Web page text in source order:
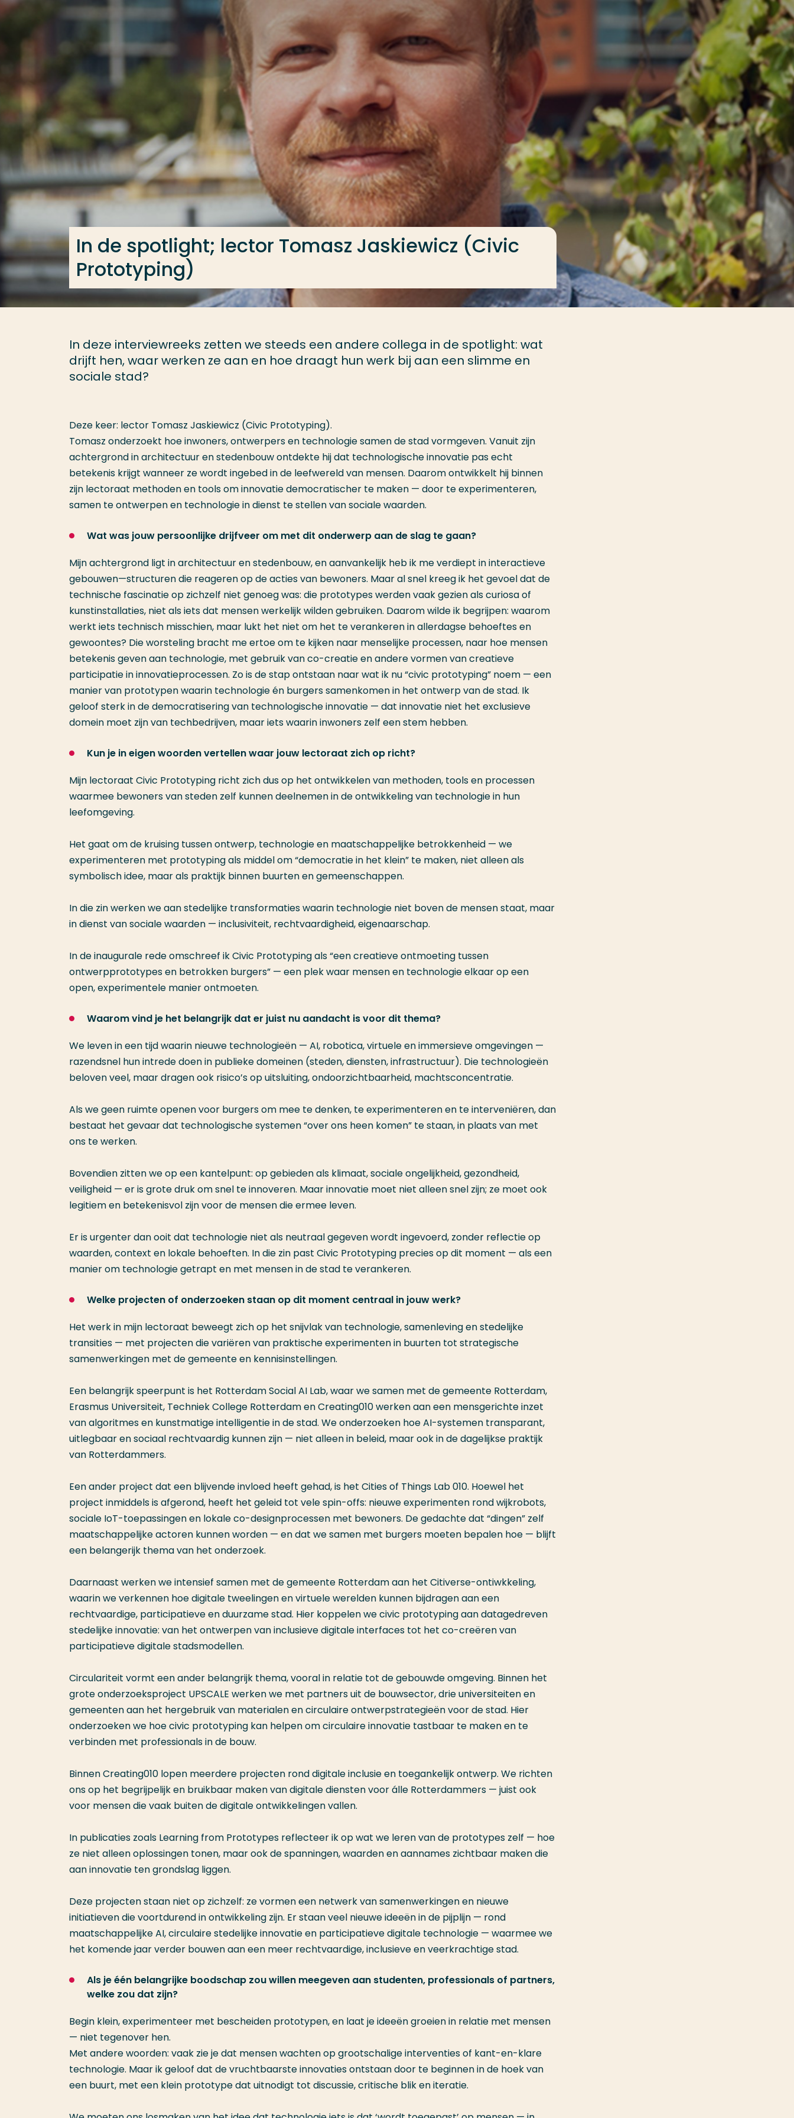
Ga direct naar de content
In de spotlight; lector Tomasz Jaskiewicz (Civic
Prototyping)
In deze interviewreeks zetten we steeds een andere collega in de spotlight: wat
drijft hen, waar werken ze aan en hoe draagt hun werk bij aan een slimme en
sociale stad?
Deze keer: lector Tomasz Jaskiewicz (Civic Prototyping).
Tomasz onderzoekt hoe inwoners, ontwerpers en technologie samen de stad vormgeven. Vanuit zijn
achtergrond in architectuur en stedenbouw ontdekte hij dat technologische innovatie pas echt
betekenis krijgt wanneer ze wordt ingebed in de leefwereld van mensen. Daarom ontwikkelt hij binnen
zijn lectoraat methoden en tools om innovatie democratischer te maken — door te experimenteren,
samen te ontwerpen en technologie in dienst te stellen van sociale waarden.
Wat was jouw persoonlijke drijfveer om met dit onderwerp aan de slag te gaan?
Mijn achtergrond ligt in architectuur en stedenbouw, en aanvankelijk heb ik me verdiept in interactieve
gebouwen—structuren die reageren op de acties van bewoners. Maar al snel kreeg ik het gevoel dat de
technische fascinatie op zichzelf niet genoeg was: die prototypes werden vaak gezien als curiosa of
kunstinstallaties, niet als iets dat mensen werkelijk wilden gebruiken. Daarom wilde ik begrijpen: waarom
werkt iets technisch misschien, maar lukt het niet om het te verankeren in allerdagse behoeftes en
gewoontes? Die worsteling bracht me ertoe om te kijken naar menselijke processen, naar hoe mensen
betekenis geven aan technologie, met gebruik van co-creatie en andere vormen van creatieve
participatie in innovatieprocessen. Zo is de stap ontstaan naar wat ik nu “civic prototyping” noem — een
manier van prototypen waarin technologie én burgers samenkomen in het ontwerp van de stad. Ik
geloof sterk in de democratisering van technologische innovatie — dat innovatie niet het exclusieve
domein moet zijn van techbedrijven, maar iets waarin inwoners zelf een stem hebben.
Kun je in eigen woorden vertellen waar jouw lectoraat zich op richt?
Mijn lectoraat Civic Prototyping richt zich dus op het ontwikkelen van methoden, tools en processen
waarmee bewoners van steden zelf kunnen deelnemen in de ontwikkeling van technologie in hun
leefomgeving.
Het gaat om de kruising tussen ontwerp, technologie en maatschappelijke betrokkenheid — we
experimenteren met prototyping als middel om “democratie in het klein” te maken, niet alleen als
symbolisch idee, maar als praktijk binnen buurten en gemeenschappen.
In die zin werken we aan stedelijke transformaties waarin technologie niet boven de mensen staat, maar
in dienst van sociale waarden — inclusiviteit, rechtvaardigheid, eigenaarschap.
In de inaugurale rede omschreef ik Civic Prototyping als “een creatieve ontmoeting tussen
ontwerpprototypes en betrokken burgers” — een plek waar mensen en technologie elkaar op een
open, experimentele manier ontmoeten.
Waarom vind je het belangrijk dat er juist nu aandacht is voor dit thema?
We leven in een tijd waarin nieuwe technologieën — AI, robotica, virtuele en immersieve omgevingen —
razendsnel hun intrede doen in publieke domeinen (steden, diensten, infrastructuur). Die technologieën
beloven veel, maar dragen ook risico’s op uitsluiting, ondoorzichtbaarheid, machtsconcentratie.
Als we geen ruimte openen voor burgers om mee te denken, te experimenteren en te interveniëren, dan
bestaat het gevaar dat technologische systemen “over ons heen komen” te staan, in plaats van met
ons te werken.
Bovendien zitten we op een kantelpunt: op gebieden als klimaat, sociale ongelijkheid, gezondheid,
veiligheid — er is grote druk om snel te innoveren. Maar innovatie moet niet alleen snel zijn; ze moet ook
legitiem en betekenisvol zijn voor de mensen die ermee leven.
Er is urgenter dan ooit dat technologie niet als neutraal gegeven wordt ingevoerd, zonder reflectie op
waarden, context en lokale behoeften. In die zin past Civic Prototyping precies op dit moment — als een
manier om technologie getrapt en met mensen in de stad te verankeren.
Welke projecten of onderzoeken staan op dit moment centraal in jouw werk?
Het werk in mijn lectoraat beweegt zich op het snijvlak van technologie, samenleving en stedelijke
transities — met projecten die variëren van praktische experimenten in buurten tot strategische
samenwerkingen met de gemeente en kennisinstellingen.
Een belangrijk speerpunt is het Rotterdam Social AI Lab, waar we samen met de gemeente Rotterdam,
Erasmus Universiteit, Techniek College Rotterdam en Creating010 werken aan een mensgerichte inzet
van algoritmes en kunstmatige intelligentie in de stad. We onderzoeken hoe AI-systemen transparant,
uitlegbaar en sociaal rechtvaardig kunnen zijn — niet alleen in beleid, maar ook in de dagelijkse praktijk
van Rotterdammers.
Een ander project dat een blijvende invloed heeft gehad, is het Cities of Things Lab 010. Hoewel het
project inmiddels is afgerond, heeft het geleid tot vele spin-offs: nieuwe experimenten rond wijkrobots,
sociale IoT-toepassingen en lokale co-designprocessen met bewoners. De gedachte dat “dingen” zelf
maatschappelijke actoren kunnen worden — en dat we samen met burgers moeten bepalen hoe — blijft
een belangerijk thema van het onderzoek.
Daarnaast werken we intensief samen met de gemeente Rotterdam aan het Citiverse-ontiwkkeling,
waarin we verkennen hoe digitale tweelingen en virtuele werelden kunnen bijdragen aan een
rechtvaardige, participatieve en duurzame stad. Hier koppelen we civic prototyping aan datagedreven
stedelijke innovatie: van het ontwerpen van inclusieve digitale interfaces tot het co-creëren van
participatieve digitale stadsmodellen.
Circulariteit vormt een ander belangrijk thema, vooral in relatie tot de gebouwde omgeving. Binnen het
grote onderzoeksproject UPSCALE werken we met partners uit de bouwsector, drie universiteiten en
gemeenten aan het hergebruik van materialen en circulaire ontwerpstrategieën voor de stad. Hier
onderzoeken we hoe civic prototyping kan helpen om circulaire innovatie tastbaar te maken en te
verbinden met professionals in de bouw.
Binnen Creating010 lopen meerdere projecten rond digitale inclusie en toegankelijk ontwerp. We richten
ons op het begrijpelijk en bruikbaar maken van digitale diensten voor álle Rotterdammers — juist ook
voor mensen die vaak buiten de digitale ontwikkelingen vallen.
In publicaties zoals Learning from Prototypes reflecteer ik op wat we leren van de prototypes zelf — hoe
ze niet alleen oplossingen tonen, maar ook de spanningen, waarden en aannames zichtbaar maken die
aan innovatie ten grondslag liggen.
Deze projecten staan niet op zichzelf: ze vormen een netwerk van samenwerkingen en nieuwe
initiatieven die voortdurend in ontwikkeling zijn. Er staan veel nieuwe ideeën in de pijplijn — rond
maatschappelijke AI, circulaire stedelijke innovatie en participatieve digitale technologie — waarmee we
het komende jaar verder bouwen aan een meer rechtvaardige, inclusieve en veerkrachtige stad.
Als je één belangrijke boodschap zou willen meegeven aan studenten, professionals of partners,
welke zou dat zijn?
Begin klein, experimenteer met bescheiden prototypen, en laat je ideeën groeien in relatie met mensen
— niet tegenover hen.
Met andere woorden: vaak zie je dat mensen wachten op grootschalige interventies of kant-en-klare
technologie. Maar ik geloof dat de vruchtbaarste innovaties ontstaan door te beginnen in de hoek van
een buurt, met een klein prototype dat uitnodigt tot discussie, critische blik en iteratie.
Veel gezocht
Opleiding
Contact